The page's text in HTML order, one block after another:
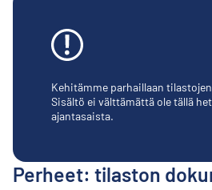
Kehitämme parhaillaan
Sisältö ei välttämättä ole tällä
ajantasaista.
Perheet: tilaston